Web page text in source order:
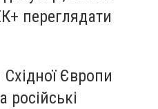
переглядати
Європи
російські